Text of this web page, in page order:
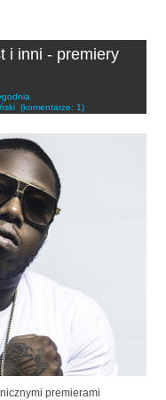
i inni - premiery
(komentarze: 1)
premierami